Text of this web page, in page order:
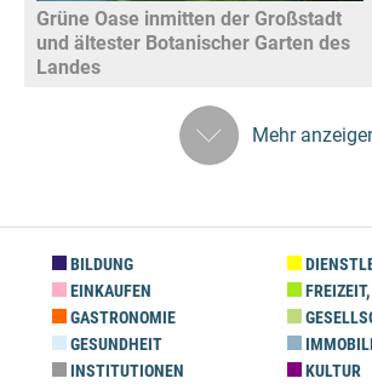
Grüne Oase inmitten der Großstadt
und ältester Botanischer Garten des
Landes
Mehr
BILDUNG
EINKAUFEN
GASTRONOMIE
GESUNDHEIT
INSTITUTIONEN
KULTUR